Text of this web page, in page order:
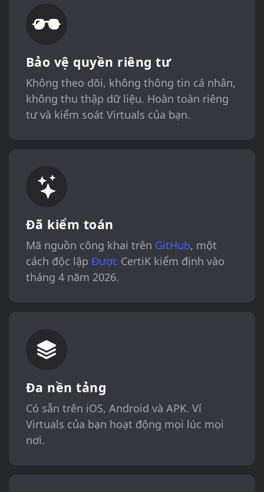
Bảo vệ quyền riêng tư
Không theo dõi, không thông tin cá nhân,
không thu thập dữ liệu. Hoàn toàn riêng
tư và kiểm soát Virtuals của bạn.
Đã kiểm toán
Mã nguồn công khai trên GitHub, một
cách độc lập Được CertiK kiểm định vào
tháng 4 năm 2026.
Đa nền tảng
Có sẵn trên iOS, Android và APK. Ví
Virtuals của bạn hoạt động mọi lúc mọi
nơi.